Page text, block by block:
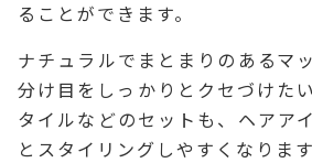
ることができます。
ナチュラルでまとまりのあるマ
分け目をしっかりとクセづけた
タイルなどのセットも、ヘアア
とスタイリングしやすくなります